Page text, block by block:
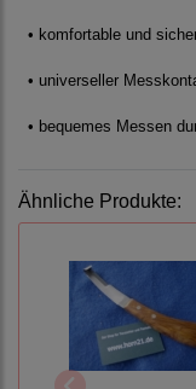
• komfortable und
• universeller
• bequemes Messen
Ähnliche Produkte: